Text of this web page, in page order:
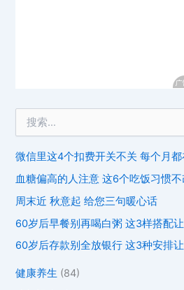
微信里这4个扣费开关不关 每个月
血糖偏高的人注意 这6个吃饭习惯
周末近 秋意起 给您三句暖心话
60岁后早餐别再喝白粥 这3样搭配
60岁后存款别全放银行 这3种安排
健康养生 (84)